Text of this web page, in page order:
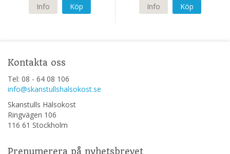
Info Köp Info Köp
Kontakta oss
Tel: 08 - 64 08 106
info@skanstullshalsokost.se
Skanstulls Hälsokost
Ringvägen 106
116 61 Stockholm
Prenumerera på nyhetsbrevet